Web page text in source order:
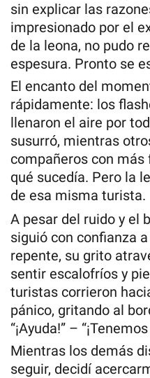
sin explicar las
impresionado por el
de la leona, no pudo
espesura. Pronto se
El encanto del
rápidamente: los
llenaron el aire por
susurró, mientras
compañeros con
qué sucedía. Pero la
de esa misma turista.
A pesar del ruido y el
siguió con confianza
repente, su grito
sentir escalofríos y
turistas corrieron
pánico, gritando al
“¡Ayuda!” –
Mientras los demás
seguir, decidí